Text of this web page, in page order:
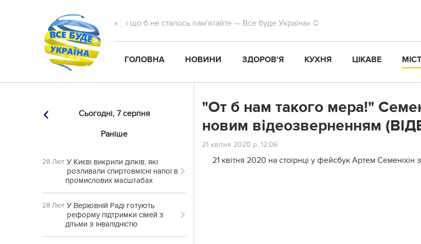
«... і що б не сталось пам'ятайте — Все буде Україна» ©
ГОЛОВНА НОВИНИ ЗДОРОВ'Я КУХНЯ ЦІКАВЕ
Сьогодні, 7 серпня
Раніше
28 Лют У Києві викрили ділків, які
розливали спиртовмісні напої в
промислових масштабах
28 Лют У Верховній Раді готують
реформу підтримки сімей з
дітьми з інвалідністю
"От б нам такого мера!"
новим відеозверненням
21 квітня 2020 р. 12:06
21 квітня 2020 на стоірнці у фейсбук Артем